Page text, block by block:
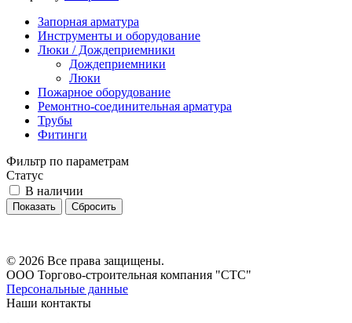
Запорная арматура
Инструменты и оборудование
Люки / Дождеприемники
Дождеприемники
Люки
Пожарное оборудование
Ремонтно-соединительная арматура
Трубы
Фитинги
Фильтр по параметрам
Статус
В наличии
Сбросить
© 2026 Все права защищены.
ООО Торгово-строительная компания "СТС"
Персональные данные
Наши контакты